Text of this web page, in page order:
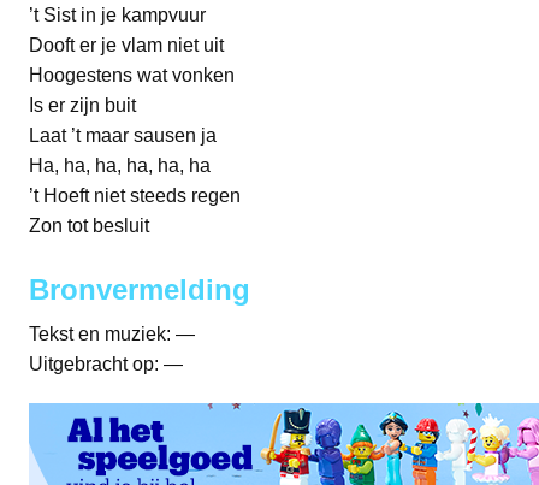
’t Sist in je kampvuur
Dooft er je vlam niet uit
Hoogestens wat vonken
Is er zijn buit
Laat ’t maar sausen ja
Ha, ha, ha, ha, ha, ha
’t Hoeft niet steeds regen
Zon tot besluit
Bronvermelding
Tekst en muziek: —
Uitgebracht op: —